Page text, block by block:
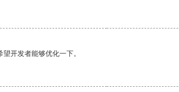
开发者能够优化一下。